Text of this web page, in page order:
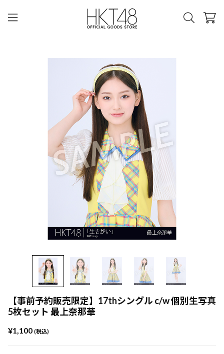
【事前予約販売限定】17thシングル c/w 個別生写真
5枚セット 最上奈那華
¥1,100 (税込)